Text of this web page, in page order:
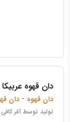
دان قهوه عربیکا
دان قهوه - دان
تولید توسط آفر